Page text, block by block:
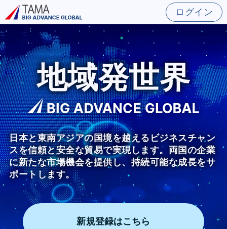
ログイン
地域発世界
日本と東南アジアの国境を越えるビジネスチャン
スを信頼と安全な貿易で実現します。両国の企業
に新たな市場機会を提供し、持続可能な成長をサ
ポートします。
新規登録はこちら